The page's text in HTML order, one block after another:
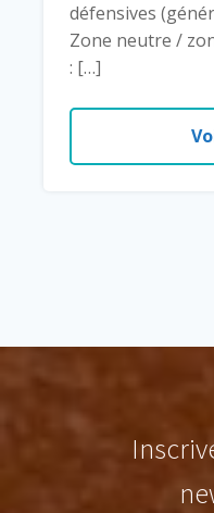
défensives
Zone neutre /
: […]